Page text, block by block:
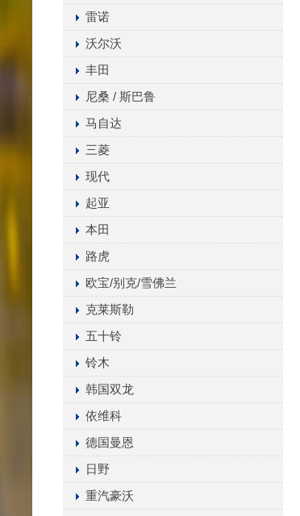
雷诺
沃尔沃
丰田
尼桑 / 斯巴鲁
马自达
三菱
现代
起亚
本田
路虎
欧宝/别克/雪佛兰
克莱斯勒
五十铃
铃木
韩国双龙
依维科
德国曼恩
日野
重汽豪沃